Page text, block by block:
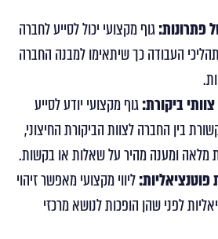
פתרונות:גוף מקצועי יכול לסייע לחברה
העבודה כך שיתאימו למבנה החברה
ביקורת:גוף מקצועי יודע לסייע
בין החברה לצוות הביקורת החיצוני,
מלאה ומענה מהיר על שאלות או בקשות.
פוטנציאליות:ליווי מקצועי מאפשר זיהוי
לפני שהן הופכות לנושא מרכזי